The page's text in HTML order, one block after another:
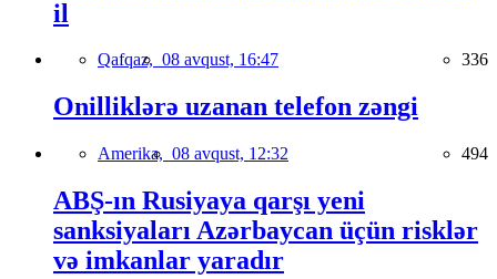
il
Qafqaz, 08 avqust, 16:47 336
Onilliklərə uzanan telefon zəngi
Amerika, 08 avqust, 12:32 494
ABŞ-ın Rusiyaya qarşı yeni
sanksiyaları Azərbaycan üçün risklər
və imkanlar yaradır